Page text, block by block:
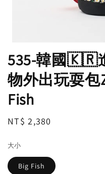
535-韓國🇰🇷
物外出玩耍包
Fish
Regular
NT$ 2,380
大小
Big Fish